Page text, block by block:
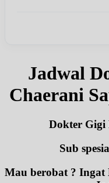
Jadwal
Chaerani
Dokter Gigi
Sub
Mau berobat ? Ingat